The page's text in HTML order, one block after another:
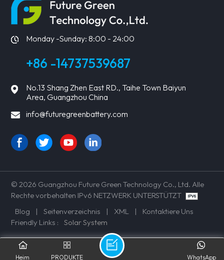
Monday -Sunday: 8:00 - 24:00
+86 -14737539687
No.13 Shang Zhen East RD., Taihe Town Baiyun
Area, Guangzhou China
info@futuregreenbattery.com
© 2026 Guangzhou Future Green Technology Co., Ltd. Alle
Rechte vorbehalten IPv6 NETZWERK UNTERSTÜTZT
Blog
| Seitenverzeichnis | XML |
Kontaktiere Uns
Friendly Links :
Solar System
Heim PRODUKTE WhatsApp